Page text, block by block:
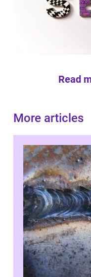
Read
More articles